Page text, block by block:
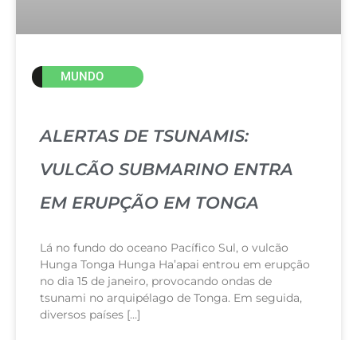
MUNDO
ALERTAS DE TSUNAMIS:
VULCÃO SUBMARINO ENTRA
EM ERUPÇÃO EM TONGA
Lá no fundo do oceano Pacífico Sul, o vulcão
Hunga Tonga Hunga Ha’apai entrou em erupção
no dia 15 de janeiro, provocando ondas de
tsunami no arquipélago de Tonga. Em seguida,
diversos países […]